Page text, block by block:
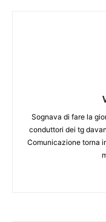
Sognava di fare la
conduttori dei tg
Comunicazione torna